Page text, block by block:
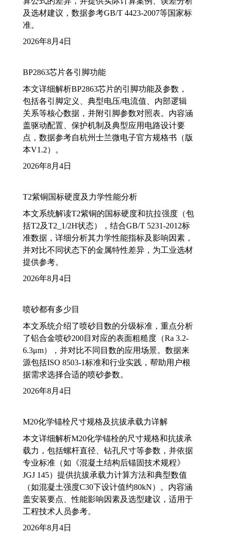
及选材建议，数据参考GB/T 4423-2007等国家标
准。
2026年8月4日
BP2863芯片各引脚功能
本文详细解析BP2863芯片的引脚功能及参数，
包括各引脚定义、典型电压/电流值、内部逻辑
关系等核心数据，并附引脚参数对照表。内容涵
盖驱动配置、保护机制及典型应用电路设计要
点，数据参考自杭州士兰微电子官方规格书（版
本V1.2）。
2026年8月4日
T2紫铜国标硬度及力学性能分析
本文系统解读T2紫铜的国标硬度和抗拉强度（包
括T2及T2_1/2H状态），结合GB/T 5231-2012标
准数据，详细分析其力学性能指标及影响因素，
并对比不同状态下的金属特性差异，为工业选材
提供参考。
2026年8月4日
喷砂都有多少目
本文系统介绍了喷砂目数的分级标准，重点分析
了铝合金喷砂200目对应的表面粗糙度（Ra 3.2-
6.3μm），并对比不同目数的应用场景。数据来
源包括ISO 8503-1标准和行业实践，帮助用户根
据需求选择合适的喷砂参数。
2026年8月4日
M20化学锚栓尺寸规格及抗拔承载力详解
本文详细解析M20化学锚栓的尺寸规格和抗拔承
载力，包括螺杆直径、钻孔尺寸等参数，并依据
专业标准（如《混凝土结构后锚固技术规程》
JGJ 145）提供抗拔承载力计算方法和典型数值
（如混凝土强度C30下设计值约80kN）。内容涵
盖安装要点、性能影响因素及选型建议，适用于
工程技术人员参考。
2026年8月4日